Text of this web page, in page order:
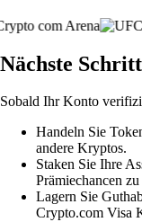
Nächste
Sobald Ihr Konto
Handeln Sie
andere Kryptos.
Staken Sie Ihre
Prämiechancen
Lagern Sie
Crypto.com Visa